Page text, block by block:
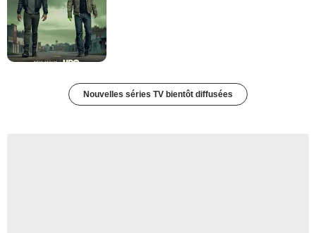
Nouvelles séries TV bientôt diffusées